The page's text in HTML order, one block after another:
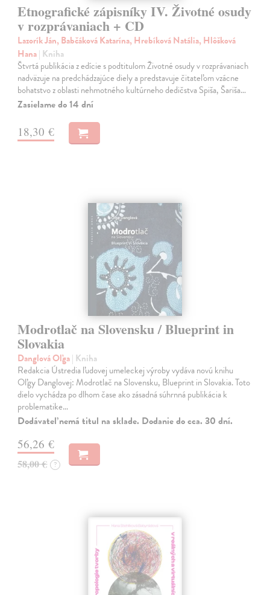
Etnografické zápisníky IV. Životné osudy
v rozprávaniach + CD
Lazorík Ján, Babčáková Katarína, Hrebíková Natália, Hlôšková
Hana| Kniha
Štvrtá publikácia z edície s podtitulom Životné osudy v rozprávaniach
nadväzuje na predchádzajúce diely a predstavuje čitateľom vzácne
bohatstvo z oblasti nehmotného kultúrneho dedičstva Spiša, Šariša…
Zasielame do 14 dní
18,30 €
Modrotlač na Slovensku / Blueprint in
Slovakia
Danglová Oľga| Kniha
Redakcia Ústredia ľudovej umeleckej výroby vydáva novú knihu
Oľgy Danglovej: Modrotlač na Slovensku, Blueprint in Slovakia. Toto
dielo vychádza po dlhom čase ako zásadná súhrnná publikácia k
problematike…
Dodávateľ nemá titul na sklade. Dodanie do cca. 30 dní.
56,26 €
58,00 € ?